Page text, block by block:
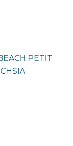
PETIT